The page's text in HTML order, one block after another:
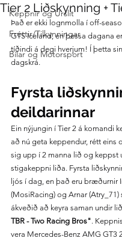
Keppnir og Úrslit
Fréttir/Tilkynningar
Bílar og Mótorsport
Tier 2 Liðskynning +
Það er ekki lognmolla í off-
GTS Iceland, en þessa dagana
tíðindi á degi hverjum! Í þetta
dagskrá.
Fyrsta
deildarinnar
Ein nýjungin í Tier 2 á komandi
að nú geta keppendur, rétt eins
sig upp í 2 manna lið og keppst
stigakeppni liða. Fyrsta
ljós í dag, en það eru bræðurnir
(MosiRacing) og Arnar (Atry_71)
ákveðið að keyra saman undir
TBR - Two Racing Bros".
vera Mercedes-Benz AMG GT3